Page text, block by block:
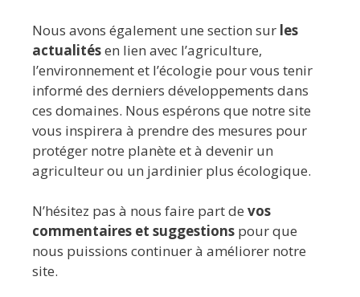
Nous avons également une section sur les
actualitésen lien avec l’agriculture,
l’environnement et l’écologie pour vous tenir
informé des derniers développements dans
ces domaines. Nous espérons que notre site
vous inspirera à prendre des mesures pour
protéger notre planète et à devenir un
agriculteur ou un jardinier plus écologique.
N’hésitez pas à nous faire part de vos
commentaires et suggestions pour que
nous puissions continuer à améliorer notre
site.